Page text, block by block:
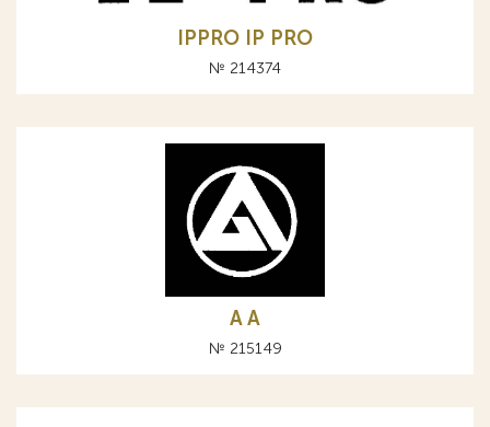
IPPRO IP PRO
№ 214374
A А
№ 215149